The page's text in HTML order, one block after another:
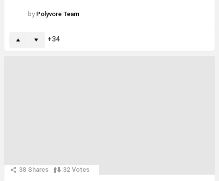
by Polyvore Team
34
38 Shares 32 Votes